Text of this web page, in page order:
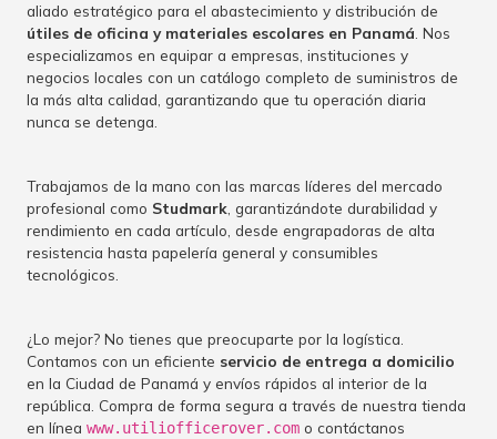
aliado estratégico para el abastecimiento y distribución de
útiles de oficina y materiales escolares en Panamá . Nos
especializamos en equipar a empresas, instituciones y
negocios locales con un catálogo completo de suministros de
la más alta calidad, garantizando que tu operación diaria
nunca se detenga.
Trabajamos de la mano con las marcas líderes del mercado
profesional como Studmark , garantizándote durabilidad y
rendimiento en cada artículo, desde engrapadoras de alta
resistencia hasta papelería general y consumibles
tecnológicos.
¿Lo mejor? No tienes que preocuparte por la logística.
Contamos con un eficiente servicio de entrega a domicilio
en la Ciudad de Panamá y envíos rápidos al interior de la
república. Compra de forma segura a través de nuestra tienda
en línea www.utiliofficerover.com o contáctanos